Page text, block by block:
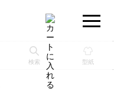
検索 型紙